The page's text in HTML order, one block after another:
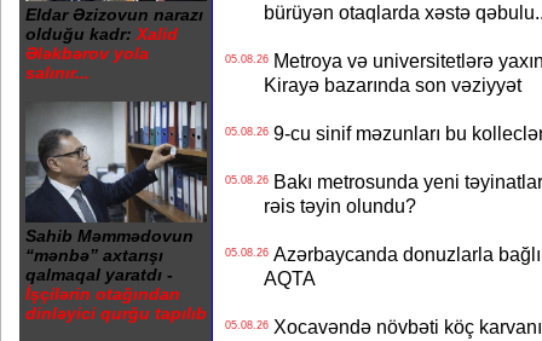
Eldar Əzizovun narazı
olduğu kadr: Xalid
Ələkbərov yola
salınır...
Sahib Məmmədovun
“mənbə” axtarışı
qalmaqal yaratdı -
İşçilərin otağından
dinləyici qurğu tapılıb
bürüyən otaqlarda xəstə
05.08.26Metroya və universitetlərə
Kirayə bazarında son vəziyyət
05.08.269-cu sinif məzunları bu
05.08.26Bakı metrosunda yeni
rəis təyin olundu?
05.08.26Azərbaycanda donuzlarla
AQTA
05.08.26Xocavəndə növbəti köç